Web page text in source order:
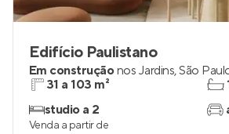
Edifício Paulistano
Em construçãonos Jardins,São
31 a 103 m²
studio a 2
Venda a partir de